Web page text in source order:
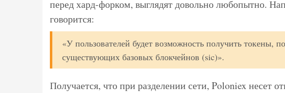
перед хард-форком, выглядят довольно любопытно.
говорится:
«У пользователей будет возможность получить токены,
существующих базовых блокчейнов (sic)».
Получается, что при разделении сети, Poloniex несет